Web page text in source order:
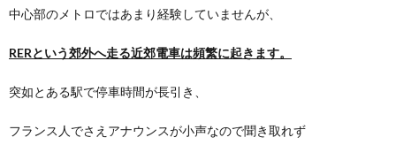
中心部のメトロではあまり経験していませんが、
RERという郊外へ走る近郊電車は頻繁に起きます。
突如とある駅で停車時間が長引き、
フランス人でさえアナウンスが小声なので聞き取れず